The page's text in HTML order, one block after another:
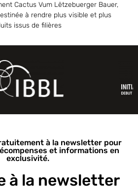
Cactus Vum Lëtzebuerger Bauer,
à rendre plus visible et plus
issus de filières
à la newsletter pour
et informations en
exclusivité.
à la newsletter